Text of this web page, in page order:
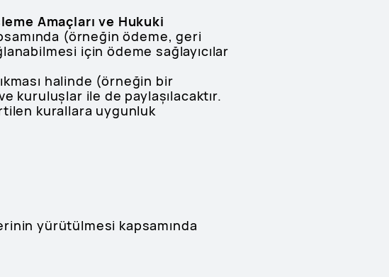
Amaçları ve Hukuki
(örneğin ödeme, geri
için ödeme sağlayıcılar
halinde (örneğin bir
kuruluşlar ile de paylaşılacaktır.
kurallara uygunluk
yürütülmesi kapsamında